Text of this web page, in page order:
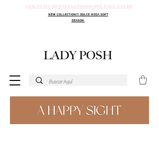
30% DSCTO EN TODA LA PAGINA WEB SOLO X 24 HR
NEW COLLECTION!!! DOLCE ROSA SOFT
SEASON